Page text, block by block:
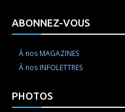
ABONNEZ-VOUS
À nos MAGAZINES
À nos INFOLETTRES
PHOTOS